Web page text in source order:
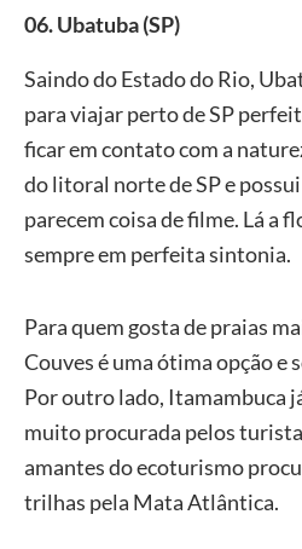
06. Ubatuba (SP)
Saindo do Estado do Rio,
para viajar perto de SP
ficar em contato com a
do litoral norte de SP e
parecem coisa de filme. Lá a
sempre em perfeita sintonia.
Para quem gosta de praias
Couves é uma ótima opção e
Por outro lado, Itamambuca
muito procurada pelos
amantes do ecoturismo
trilhas pela Mata Atlântica.